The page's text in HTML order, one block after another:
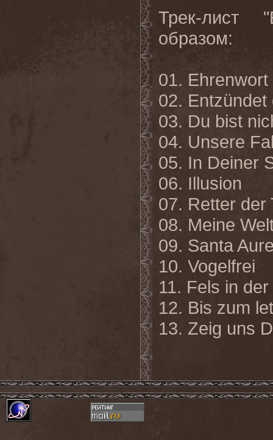
Трек-лист
образом:
01. Ehrenwort
02. Entzündet
03. Du bist
04. Unsere
05. In Deiner
06. Illusion
07. Retter der
08. Meine
09. Santa
10. Vogelfrei
11. Fels in
12. Bis zum
13. Zeig uns